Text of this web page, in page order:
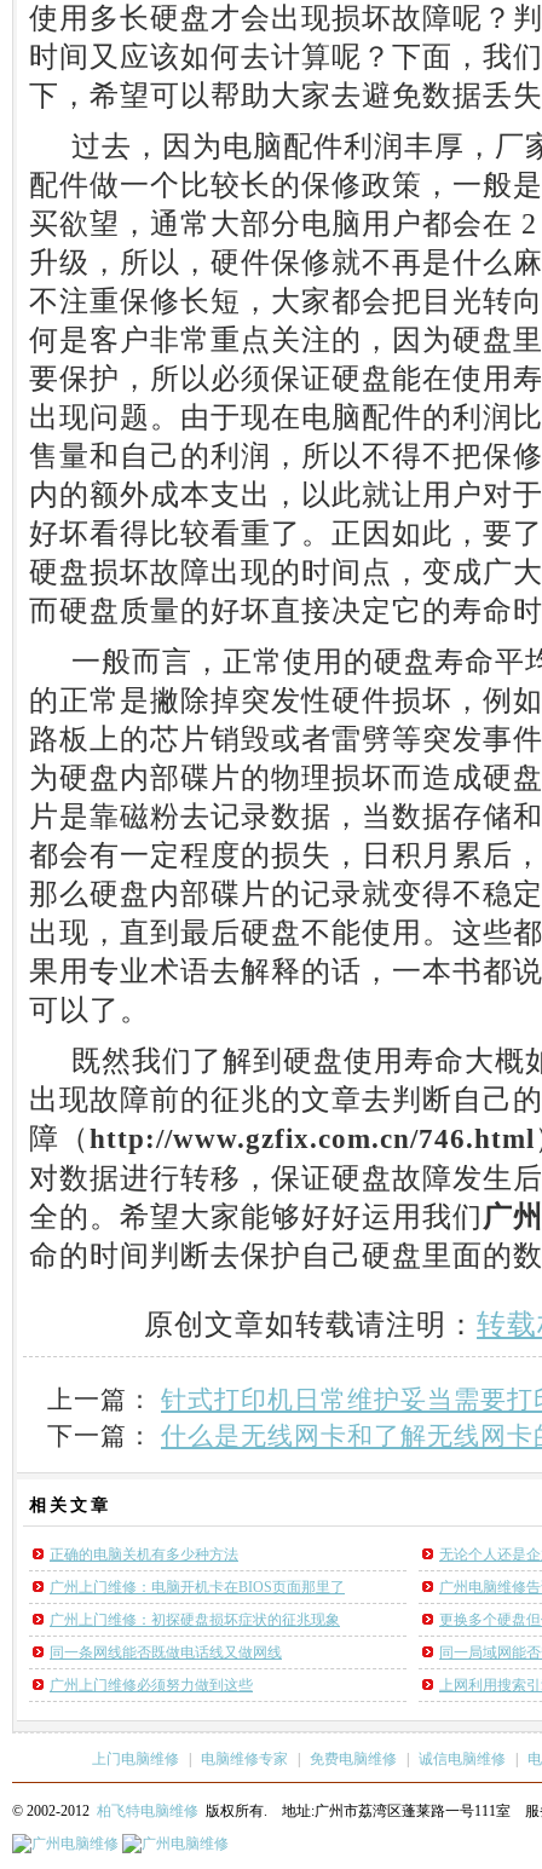
使用多长硬盘才会出现损坏故障呢？
时间又应该如何去计算呢？下面，我
下，希望可以帮助大家去避免数据丢
过去，因为电脑配件利润丰厚，厂
配件做一个比较长的保修政策，一般
买欲望，通常大部分电脑用户都会在
升级，所以，硬件保修就不再是什么
不注重保修长短，大家都会把目光转
何是客户非常重点关注的，因为硬盘
要保护，所以必须保证硬盘能在使用
出现问题。由于现在电脑配件的利润
售量和自己的利润，所以不得不把保
内的额外成本支出，以此就让用户对
好坏看得比较看重了。正因如此，要
硬盘损坏故障出现的时间点，变成广
而硬盘质量的好坏直接决定它的寿命
一般而言，正常使用的硬盘寿命平
的正常是撇除掉突发性硬件损坏，例
路板上的芯片销毁或者雷劈等突发事
为硬盘内部碟片的物理损坏而造成硬
片是靠磁粉去记录数据，当数据存储
都会有一定程度的损失，日积月累后
那么硬盘内部碟片的记录就变得不稳
出现，直到最后硬盘不能使用。这些
果用专业术语去解释的话，一本书都
可以了。
既然我们了解到硬盘使用寿命大概
出现故障前的征兆的文章去判断自己
障（ http://www.gzfix.com.cn/746.html
对数据进行转移，保证硬盘故障发生
全的。希望大家能够好好运用我们广
命的时间判断去保护自己硬盘里面的
原创文章如转载请注明： 转
上一篇： 针式打印机日常维护妥当需要
下一篇： 什么是无线网卡和了解无线网卡
相关 文章
正确的电脑关机有多少种方法
无论个人还是
广州上门维修：电脑开机卡在BIOS页面那里了
广州电脑维修
广州上门维修：初探硬盘损坏症状的征兆现象
更换多个硬盘
同一条网线能否既做电话线又做网线
同一局域网能
广州上门维修必须努力做到这些
上网利用搜索
上门电脑维修 电脑维修专家 免费电脑维修 诚信电脑维修
© 2002-2012 柏飞特电脑维修 版权所有. 地址:广州市荔湾区蓬莱路一号111室 服